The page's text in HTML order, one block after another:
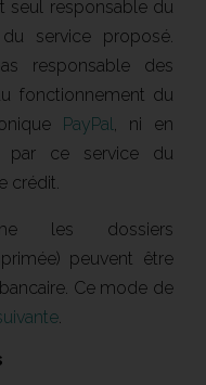
seul responsable du
service proposé.
responsable des
fonctionnement du
PayPal, ni en
par ce service du
crédit.
les dossiers
peuvent être
Ce mode de
.